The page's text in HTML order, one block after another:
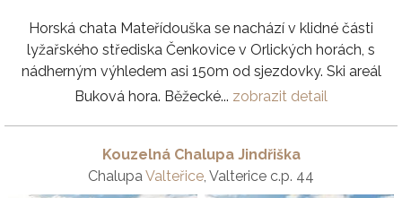
Horská chata Mateřídouška se nachází v klidné části
lyžařského střediska Čenkovice v Orlických horách, s
nádherným výhledem asi 150m od sjezdovky. Ski areál
Buková hora. Běžecké... zobrazit detail
Kouzelná Chalupa Jindřiška
ChalupaValteřice, Valterice c.p. 44